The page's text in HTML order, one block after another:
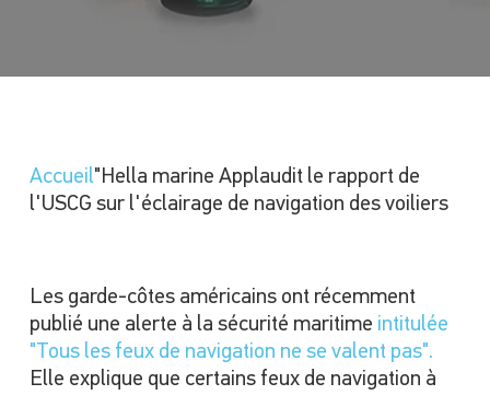
Accueil"Hella marine Applaudit le rapport de
l'USCG sur l'éclairage de navigation des voiliers
Les garde-côtes américains ont récemment
publié une alerte à la sécurité maritime intitulée
"Tous les feux de navigation ne se valent pas".
Elle explique que certains feux de navigation à